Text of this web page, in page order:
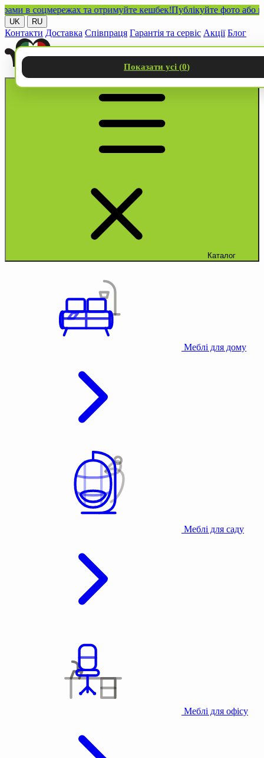
соцмережах та отримуйте кешбек!Публікуйте фото або
UK RU
Контакти Доставка Співпраця Гарантія та сервіс Акції Блог
Каталог
Меблі для дому
Меблі для саду
Меблі для офісу
Показати усі (0)